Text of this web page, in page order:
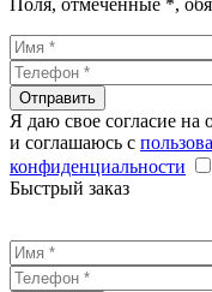
Отправить
Я даю свое согласие на
и соглашаюсь с
конфиденциальности
Быстрый заказ